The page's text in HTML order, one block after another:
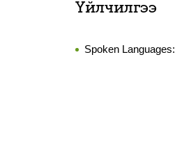
Үйлчилгээ
Spoken Languages: